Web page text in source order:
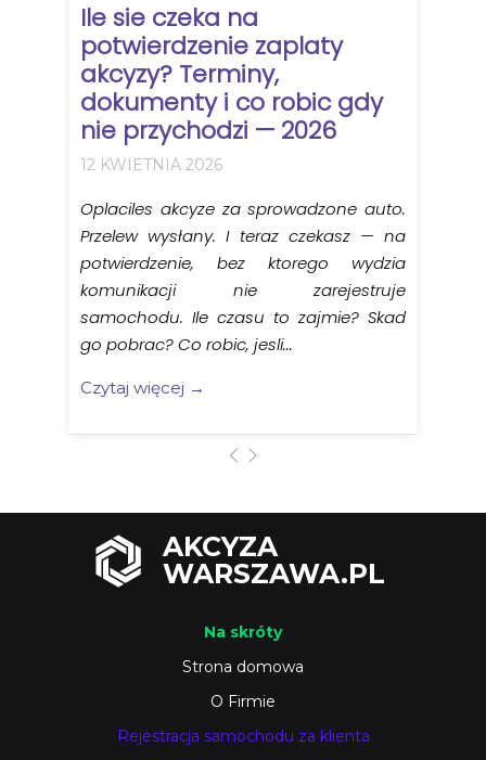
AKCYZA
WARSZAWA.PL
Na skróty
Strona domowa
O Firmie
Rejestracja samochodu za klienta
Ile sie czeka na
potwierdzenie zaplaty
akcyzy? Terminy,
dokumenty i co robic gdy
nie przychodzi — 2026
12 KWIETNIA 2026
Oplaciles akcyze za sprowadzone auto.
Przelew wysłany. I teraz czekasz — na
potwierdzenie, bez ktorego wydzia
komunikacji nie zarejestruje
samochodu. Ile czasu to zajmie? Skad
go pobrac? Co robic, jesli...
Czytaj więcej →